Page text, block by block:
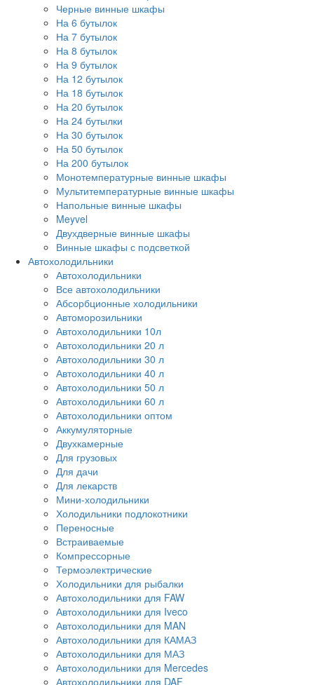
Черные винные шкафы
На 6 бутылок
На 7 бутылок
На 8 бутылок
На 9 бутылок
На 12 бутылок
На 18 бутылок
На 20 бутылок
На 24 бутылки
На 30 бутылок
На 50 бутылок
На 200 бутылок
Монотемпературные винные шкафы
Мультитемпературные винные шкафы
Напольные винные шкафы
Meyvel
Двухдверные винные шкафы
Винные шкафы с подсветкой
Автохолодильники
Автохолодильники
Все автохолодильники
Абсорбционные холодильники
Автоморозильники
Автохолодильники 10л
Автохолодильники 20 л
Автохолодильники 30 л
Автохолодильники 40 л
Автохолодильники 50 л
Автохолодильники 60 л
Автохолодильники оптом
Аккумуляторные
Двухкамерные
Для грузовых
Для дачи
Для лекарств
Мини-холодильники
Холодильники подлокотники
Переносные
Встраиваемые
Компрессорные
Термоэлектрические
Холодильники для рыбалки
Автохолодильники для FAW
Автохолодильники для Iveco
Автохолодильники для MAN
Автохолодильники для КАМАЗ
Автохолодильники для МАЗ
Автохолодильники для Mercedes
Автохолодильники для DAF